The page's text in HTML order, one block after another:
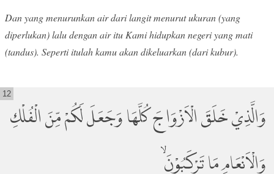
Dan yang menurunkan air dari langit menurut ukuran (yang
diperlukan) lalu dengan air itu Kami hidupkan negeri yang mati
(tandus). Seperti itulah kamu akan dikeluarkan (dari kubur).
وَالَّذِيْ خَلَقَ الْاَزْوَاجَ كُلَّهَا وَجَعَلَ لَكُمْ مِّنَ الْفُلْكِ
وَالْاَنْعَامِ مَا تَرْكَبُوْنَۙ
12